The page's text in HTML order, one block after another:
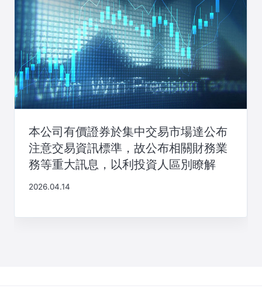
本公司有價證券於集中交易市場達公布
注意交易資訊標準，故公布相關財務業
務等重大訊息，以利投資人區別瞭解
2026.04.14